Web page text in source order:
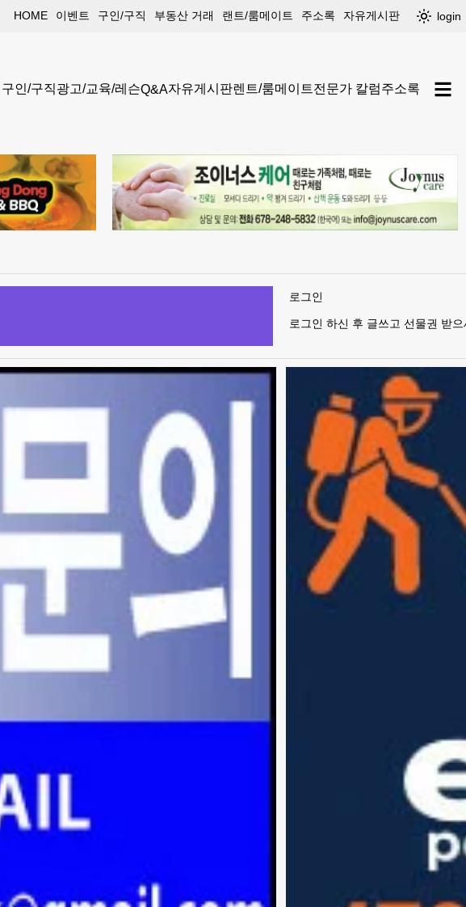
HOME 이벤트 구인/구직 부동산 거래 랜트/룸메이트 주소록 자유게시판 login
구인/구직광고/교육/레슨Q&A자유게시판렌트/룸메이트전문가 칼럼주소록
로그인
로그인 하신 후 글쓰고 선물권 받